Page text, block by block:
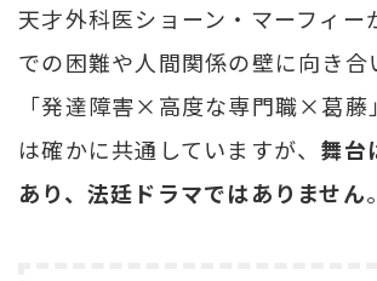
天才外科医ショーン・マーフィー
での困難や人間関係の壁に向き合
「発達障害×高度な専門職×葛藤
は確かに共通していますが、 舞台
あり、法廷ドラマではありません。